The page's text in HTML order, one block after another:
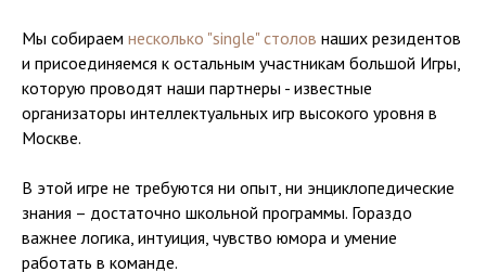
Мы собираем несколько "single" столов наших резидентов
и присоединяемся к остальным участникам большой Игры,
которую проводят наши партнеры - известные
организаторы интеллектуальных игр высокого уровня в
Москве.
В этой игре не требуются ни опыт, ни энциклопедические
знания – достаточно школьной программы. Гораздо
важнее логика, интуиция, чувство юмора и умение
работать в команде.